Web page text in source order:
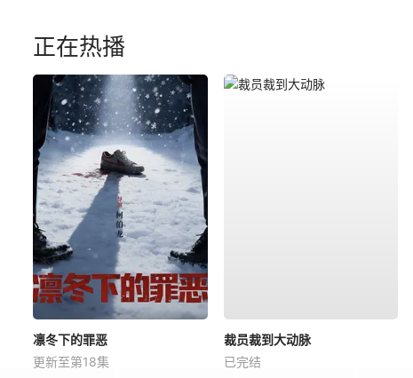
正在热播
凛冬下的罪恶
更新至第18集
裁员裁到大动脉
已完结